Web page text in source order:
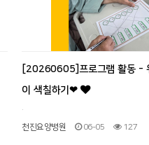
[20260605]프로그램 활동 -
이 색칠하기❤
천진요양병원 06-05 127